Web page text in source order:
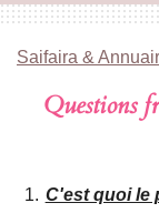
Saifaira &
Questions
C'est quoi le